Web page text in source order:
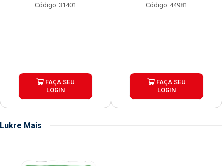
Código: 31401
FAÇA SEU
LOGIN
Código: 44981
FAÇA SEU
LOGIN
Lukre Mais